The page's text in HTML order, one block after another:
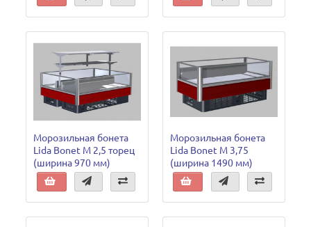
Морозильная бонета
Lida Bonet М 2,5 торец
(ширина 970 мм)
Морозильная бонета
Lida Bonet М 3,75
(ширина 1490 мм)